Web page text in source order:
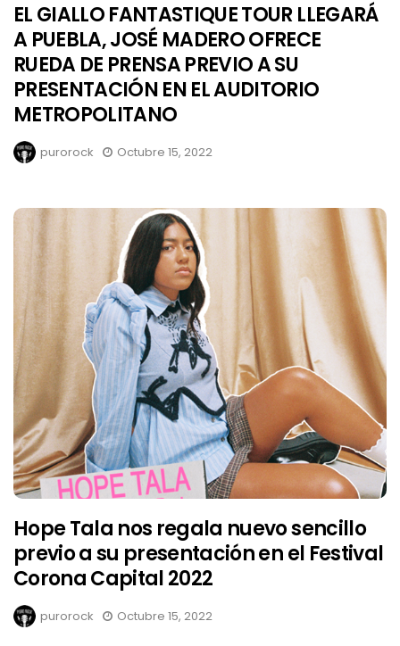
EL GIALLO FANTASTIQUE TOUR LLEGARÁ
A PUEBLA, JOSÉ MADERO OFRECE
RUEDA DE PRENSA PREVIO A SU
PRESENTACIÓN EN EL AUDITORIO
METROPOLITANO
purorock Octubre 15, 2022
Hope Tala nos regala nuevo sencillo
previo a su presentación en el Festival
Corona Capital 2022
purorock Octubre 15, 2022